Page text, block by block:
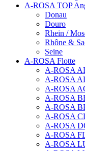
A-ROSA TOP
Donau
Douro
Rhein /
Rhône &
Seine
A-ROSA Flotte
A-ROSA
A-ROSA
A-ROSA
A-ROSA
A-ROSA
A-ROSA
A-ROSA
A-ROSA
A-ROSA